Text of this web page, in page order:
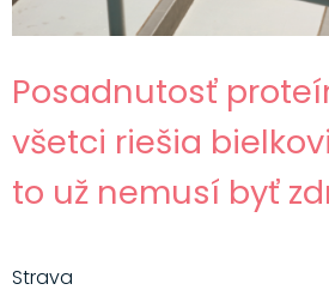
Posadnutosť
všetci riešia
to už nemusí byť
Strava